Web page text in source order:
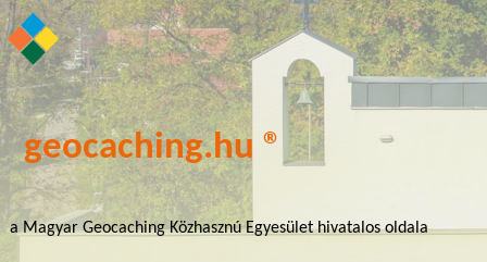
geocaching.hu ®
a Magyar Geocaching Közhasznú Egyesület hivatalos oldala